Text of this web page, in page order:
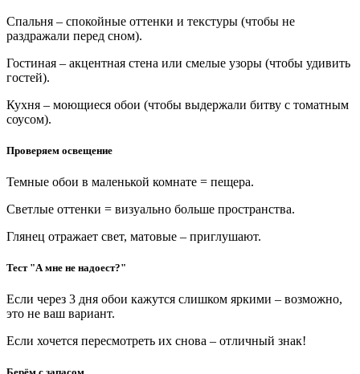
Спальня – спокойные оттенки и текстуры (чтобы не
раздражали перед сном).
Гостиная – акцентная стена или смелые узоры (чтобы удивить
гостей).
Кухня – моющиеся обои (чтобы выдержали битву с томатным
соусом).
Проверяем освещение
Темные обои в маленькой комнате = пещера.
Светлые оттенки = визуально больше пространства.
Глянец отражает свет, матовые – приглушают.
Тест "А мне не надоест?"
Если через 3 дня обои кажутся слишком яркими – возможно,
это не ваш вариант.
Если хочется пересмотреть их снова – отличный знак!